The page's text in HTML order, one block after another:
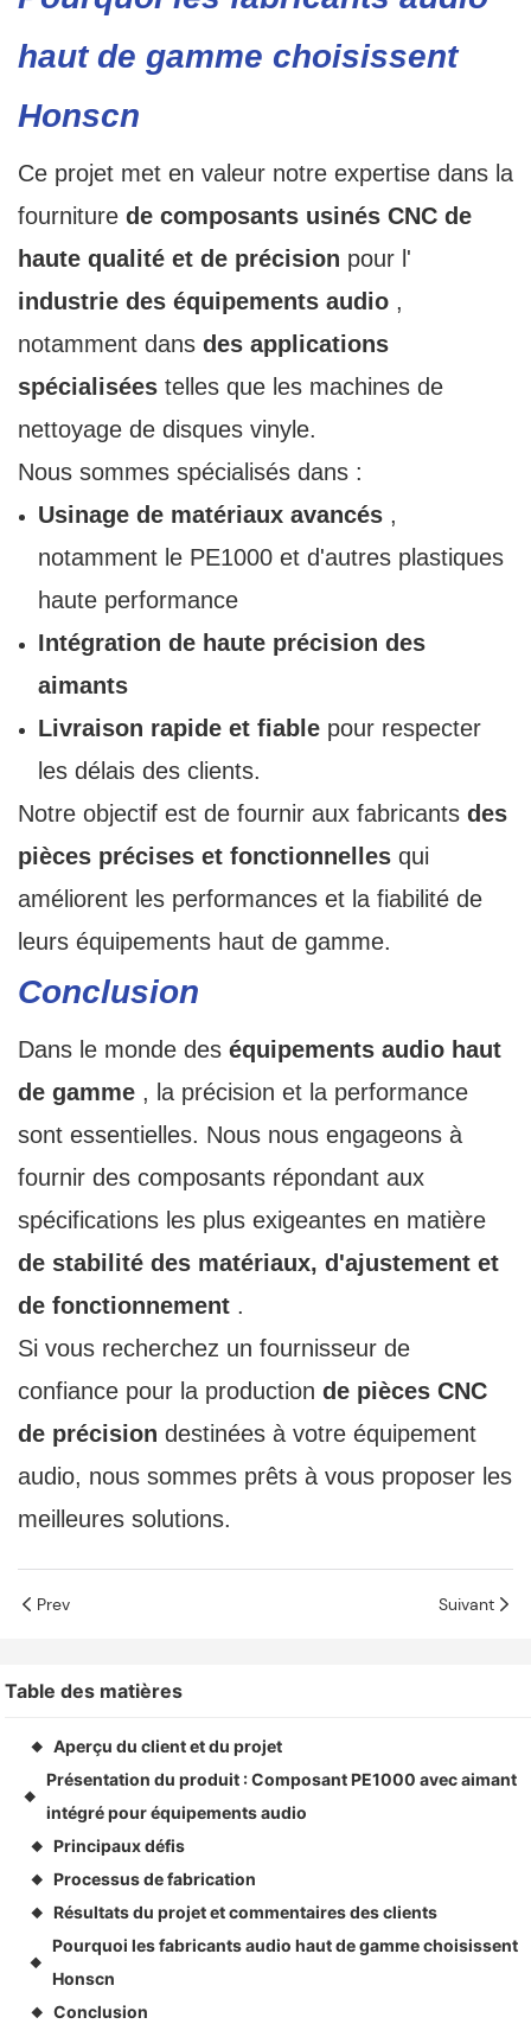
haut de gamme choisissent
Honscn
Ce projet met en valeur notre expertise dans la
fourniture de composants usinés CNC de
haute qualité et de précision pour l'
industrie des équipements audio ,
notamment dans des applications
spécialisées telles que les machines de
nettoyage de disques vinyle.
Nous sommes spécialisés dans :
Usinage de matériaux avancés,
notamment le PE1000 et d'autres plastiques
haute performance
Intégration de haute précision des
aimants
Livraison rapide et fiablepour respecter
les délais des clients.
Notre objectif est de fournir aux fabricants des
pièces précises et fonctionnelles qui
améliorent les performances et la fiabilité de
leurs équipements haut de gamme.
Conclusion
Dans le monde des équipements audio haut
de gamme , la précision et la performance
sont essentielles. Nous nous engageons à
fournir des composants répondant aux
spécifications les plus exigeantes en matière
de stabilité des matériaux, d'ajustement et
de fonctionnement .
Si vous recherchez un fournisseur de
confiance pour la production de pièces CNC
de précision destinées à votre équipement
audio, nous sommes prêts à vous proposer les
meilleures solutions.
Prev Suivant
Table des matières
◆ Aperçu du client et du projet
◆
Présentation du produit : Composant PE1000 avec aimant
intégré pour équipements audio
◆ Principaux défis
◆ Processus de fabrication
◆ Résultats du projet et commentaires des clients
◆
Pourquoi les fabricants audio haut de gamme choisissent
Honscn
◆ Conclusion